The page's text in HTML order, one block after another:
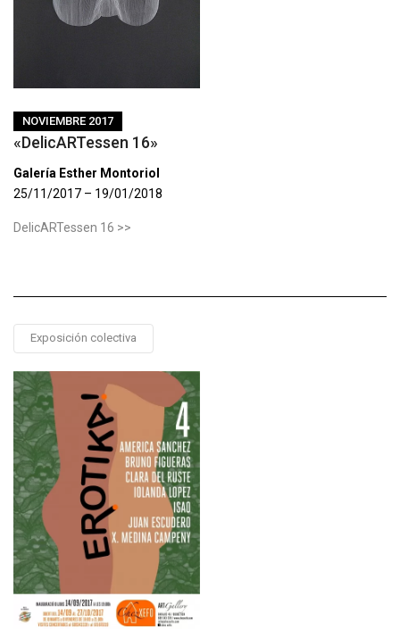
NOVIEMBRE 2017
«DelicARTessen 16»
Galería Esther Montoriol
25/11/2017 – 19/01/2018
DelicARTessen 16 >>
Exposición colectiva